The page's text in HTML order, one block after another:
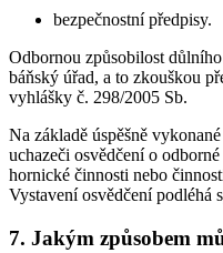
bezpečnostní předpisy.
Odbornou způsobilost
báňský úřad, a to zkouškou
vyhlášky č. 298/2005 Sb.
Na základě úspěšně
uchazeči osvědčení o
hornické činnosti nebo
Vystavení osvědčení podléhá
7. Jakým způsobem